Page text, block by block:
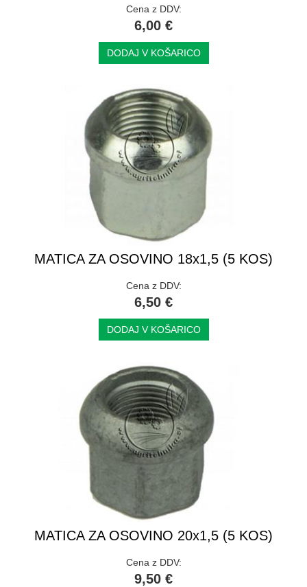
Cena z DDV:
6,00 €
DODAJ V KOŠARICO
MATICA ZA OSOVINO 18x1,5 (5 KOS)
Cena z DDV:
6,50 €
DODAJ V KOŠARICO
MATICA ZA OSOVINO 20x1,5 (5 KOS)
Cena z DDV:
9,50 €